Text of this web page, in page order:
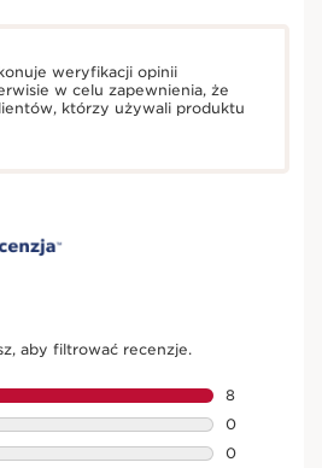
weryfikacji opinii
w celu zapewnienia, że
którzy używali produktu